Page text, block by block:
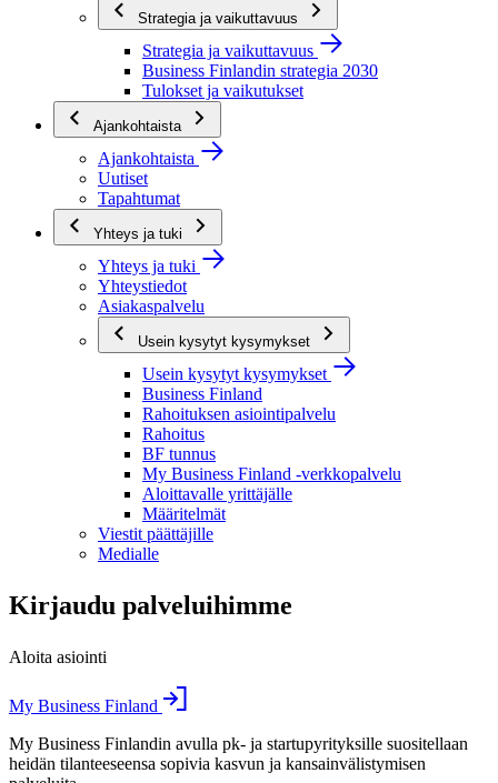
Strategia ja vaikuttavuus
Strategia ja vaikuttavuus
Business Finlandin strategia 2030
Tulokset ja vaikutukset
Ajankohtaista
Ajankohtaista
Uutiset
Tapahtumat
Yhteys ja tuki
Yhteys ja tuki
Yhteystiedot
Asiakaspalvelu
Usein kysytyt kysymykset
Usein kysytyt kysymykset
Business Finland
Rahoituksen asiointipalvelu
Rahoitus
BF tunnus
My Business Finland -verkkopalvelu
Aloittavalle yrittäjälle
Määritelmät
Viestit päättäjille
Medialle
Kirjaudu palveluihimme
Aloita asiointi
My Business Finland
My Business Finlandin avulla pk- ja startupyrityksille suositellaan
heidän tilanteeseensa sopivia kasvun ja kansainvälistymisen